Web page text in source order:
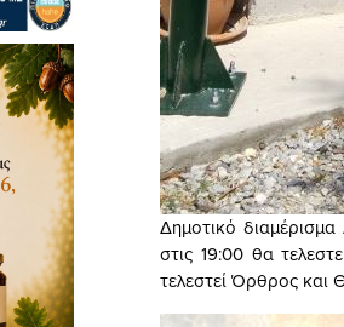
Δημοτικό
στις 19:00 θα
τελεστεί Όρθρος και